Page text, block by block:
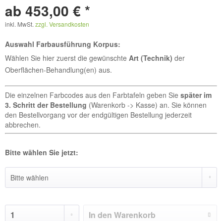
ab 453,00 € *
inkl. MwSt. zzgl. Versandkosten
Auswahl Farbausführung Korpus:
Wählen Sie hier zuerst die gewünschte Art (Technik) der
Oberflächen-Behandlung(en) aus.
Die einzelnen Farbcodes aus den Farbtafeln geben Sie später im
3. Schritt der Bestellung (Warenkorb -> Kasse) an. Sie können
den Bestellvorgang vor der endgültigen Bestellung jederzeit
abbrechen.
Bitte wählen Sie jetzt:
In den Warenkorb